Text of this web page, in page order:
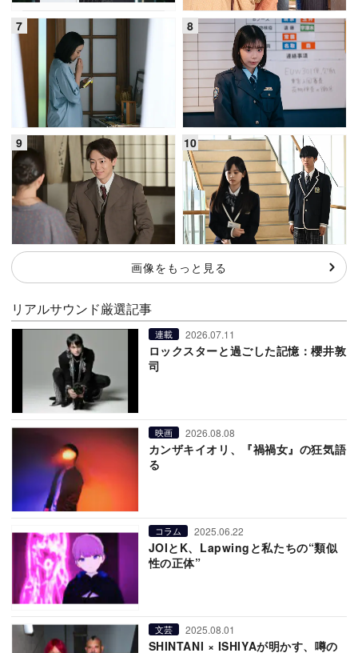
画像をもっと見る
リアルサウンド厳選記事
連載 2026.07.11
ロックスターと過ごした記憶：櫻井敦
司
映画 2026.08.08
カンザキイオリ、『禍禍女』の狂気語
る
コラム 2025.06.22
JOIとK、Lapwingと私たちの“類似
性の正体”
文芸 2025.08.01
SHINTANI × ISHIYAが明かす、噂の